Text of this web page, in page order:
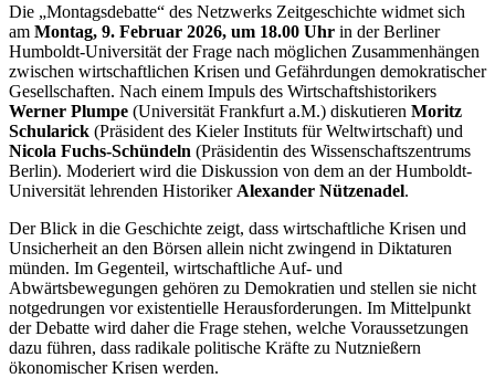
Die „Montagsdebatte“ des Netzwerks Zeitgeschichte widmet sich
am Montag, 9. Februar 2026, um 18.00 Uhr in der Berliner
Humboldt-Universität der Frage nach möglichen Zusammenhängen
zwischen wirtschaftlichen Krisen und Gefährdungen demokratischer
Gesellschaften. Nach einem Impuls des Wirtschaftshistorikers
Werner Plumpe (Universität Frankfurt a.M.) diskutieren Moritz
Schularick (Präsident des Kieler Instituts für Weltwirtschaft) und
Nicola Fuchs-Schündeln (Präsidentin des Wissenschaftszentrums
Berlin). Moderiert wird die Diskussion von dem an der Humboldt-
Universität lehrenden Historiker Alexander Nützenadel.
Der Blick in die Geschichte zeigt, dass wirtschaftliche Krisen und
Unsicherheit an den Börsen allein nicht zwingend in Diktaturen
münden. Im Gegenteil, wirtschaftliche Auf- und
Abwärtsbewegungen gehören zu Demokratien und stellen sie nicht
notgedrungen vor existentielle Herausforderungen. Im Mittelpunkt
der Debatte wird daher die Frage stehen, welche Voraussetzungen
dazu führen, dass radikale politische Kräfte zu Nutznießern
ökonomischer Krisen werden.